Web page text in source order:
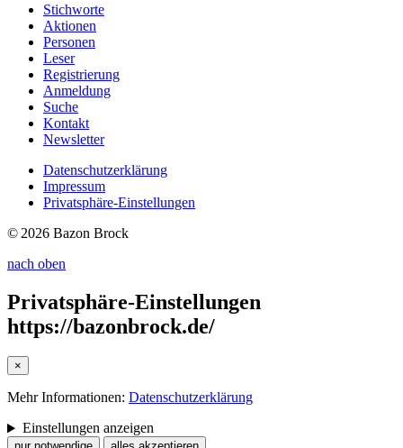
Stichworte
Aktionen
Personen
Leser
Registrierung
Anmeldung
Suche
Kontakt
Newsletter
Datenschutzerklärung
Impressum
Privatsphäre-Einstellungen
© 2026 Bazon Brock
nach oben
Privatsphäre-Einstellungen
https://bazonbrock.de/
×
Mehr Informationen: Datenschutzerklärung
Einstellungen anzeigen